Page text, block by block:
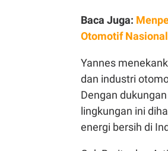
Baca Juga:
Otomotif Nasional
Yannes
dan industri
Dengan
lingkungan ini
energi bersih di